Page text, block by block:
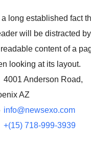
a long established fact
will be distracted by
content of a
looking at its layout.
4001 Anderson Road,
AZ
info@newsexo.com
+(15) 718-999-3939